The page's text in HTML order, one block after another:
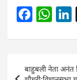
F
c
e
W
at
s
बाहुबली नेता अनंत